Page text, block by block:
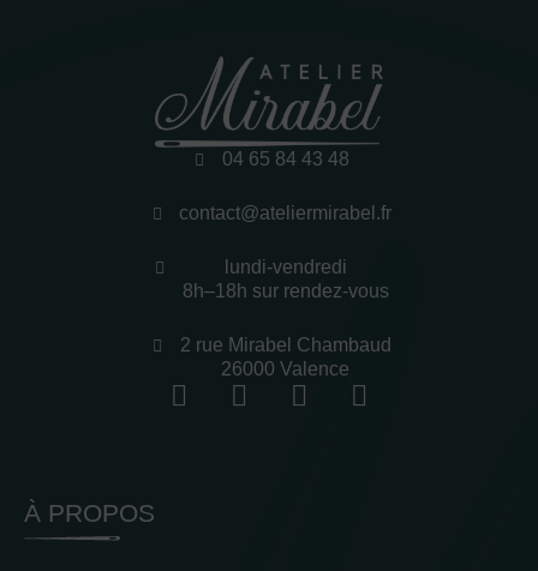
04 65 84 43 48
contact@ateliermirabel.fr
lundi-vendredi
8h–18h sur rendez-vous
2 rue Mirabel Chambaud
26000 Valence
À PROPOS